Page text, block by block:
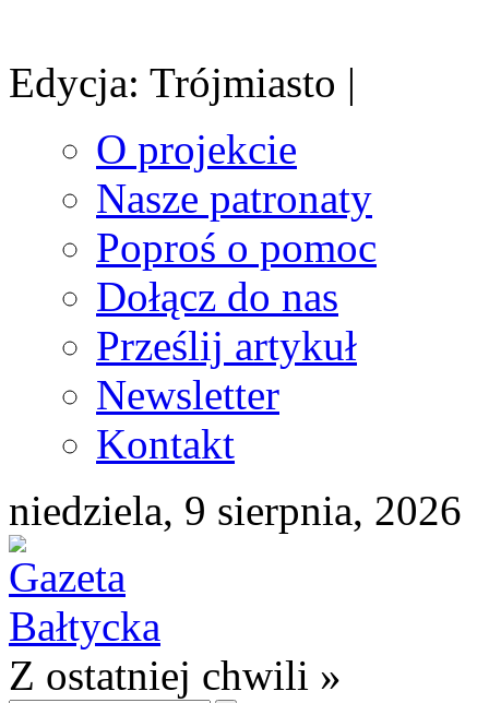
Edycja: Trójmiasto |
O projekcie
Nasze patronaty
Poproś o pomoc
Dołącz do nas
Prześlij artykuł
Newsletter
Kontakt
niedziela, 9 sierpnia, 2026
Z ostatniej chwili »